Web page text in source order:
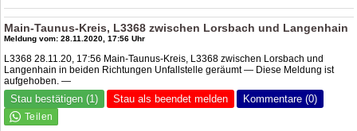
Main-Taunus-Kreis, L3368 zwischen Lorsbach und Langenhain
Meldung vom: 28.11.2020, 17:56 Uhr
L3368 28.11.20, 17:56 Main-Taunus-Kreis, L3368 zwischen Lorsbach und
Langenhain in beiden Richtungen Unfallstelle geräumt — Diese Meldung ist
aufgehoben. —
Stau bestätigen (1) Stau als beendet melden Kommentare (0)